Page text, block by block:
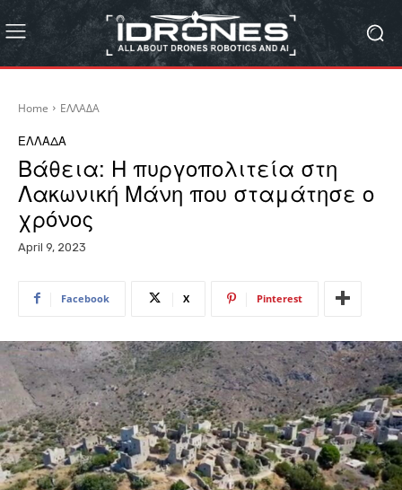
Home ΕΛΛΑΔΑ
ΕΛΛΑΔΑ
Βάθεια: Η πυργοπολιτεία στη
Λακωνική Μάνη που σταμάτησε ο
χρόνος
April 9, 2023
Facebook X Pinterest